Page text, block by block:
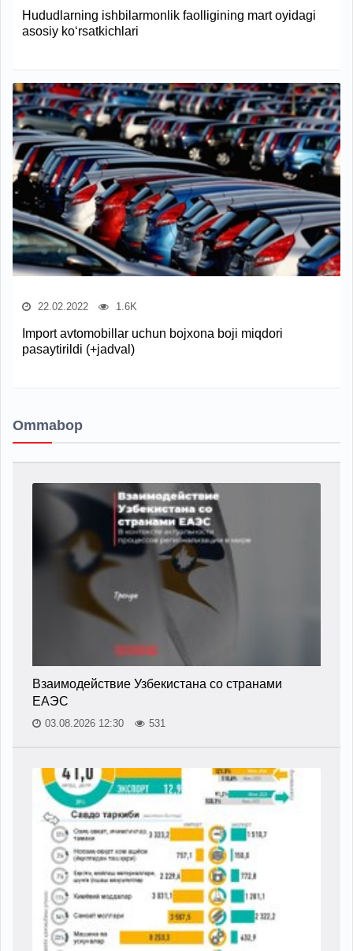
Hududlarning ishbilarmonlik faolligining mart oyidagi
asosiy ko‘rsatkichlari
22.02.2022 1.6K
Import avtomobillar uchun bojxona boji miqdori
pasaytirildi (+jadval)
Ommabop
Взаимодействие Узбекистана со странами
ЕАЭС
03.08.2026 12:30 531